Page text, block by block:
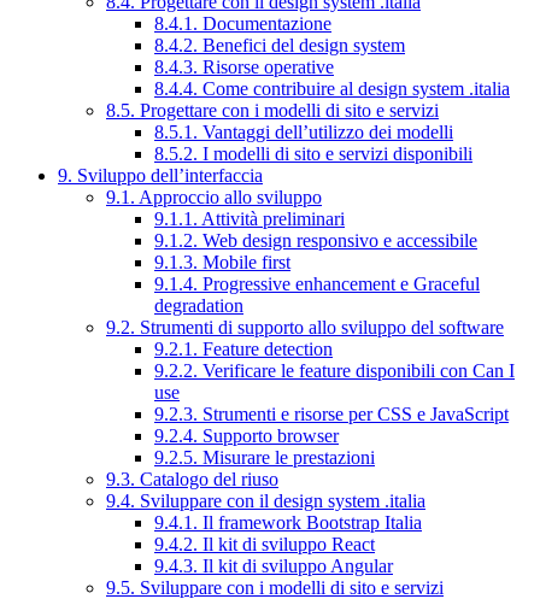
8.4.1. Documentazione
8.4.2. Benefici del design system
8.4.3. Risorse operative
8.4.4. Come contribuire al design system .italia
8.5. Progettare con i modelli di sito e servizi
8.5.1. Vantaggi dell’utilizzo dei modelli
8.5.2. I modelli di sito e servizi disponibili
9. Sviluppo dell’interfaccia
9.1. Approccio allo sviluppo
9.1.1. Attività preliminari
9.1.2. Web design responsivo e accessibile
9.1.3. Mobile first
9.1.4. Progressive enhancement e Graceful
degradation
9.2. Strumenti di supporto allo sviluppo del software
9.2.1. Feature detection
9.2.2. Verificare le feature disponibili con Can I
use
9.2.3. Strumenti e risorse per CSS e JavaScript
9.2.4. Supporto browser
9.2.5. Misurare le prestazioni
9.3. Catalogo del riuso
9.4. Sviluppare con il design system .italia
9.4.1. Il framework Bootstrap Italia
9.4.2. Il kit di sviluppo React
9.4.3. Il kit di sviluppo Angular
9.5. Sviluppare con i modelli di sito e servizi